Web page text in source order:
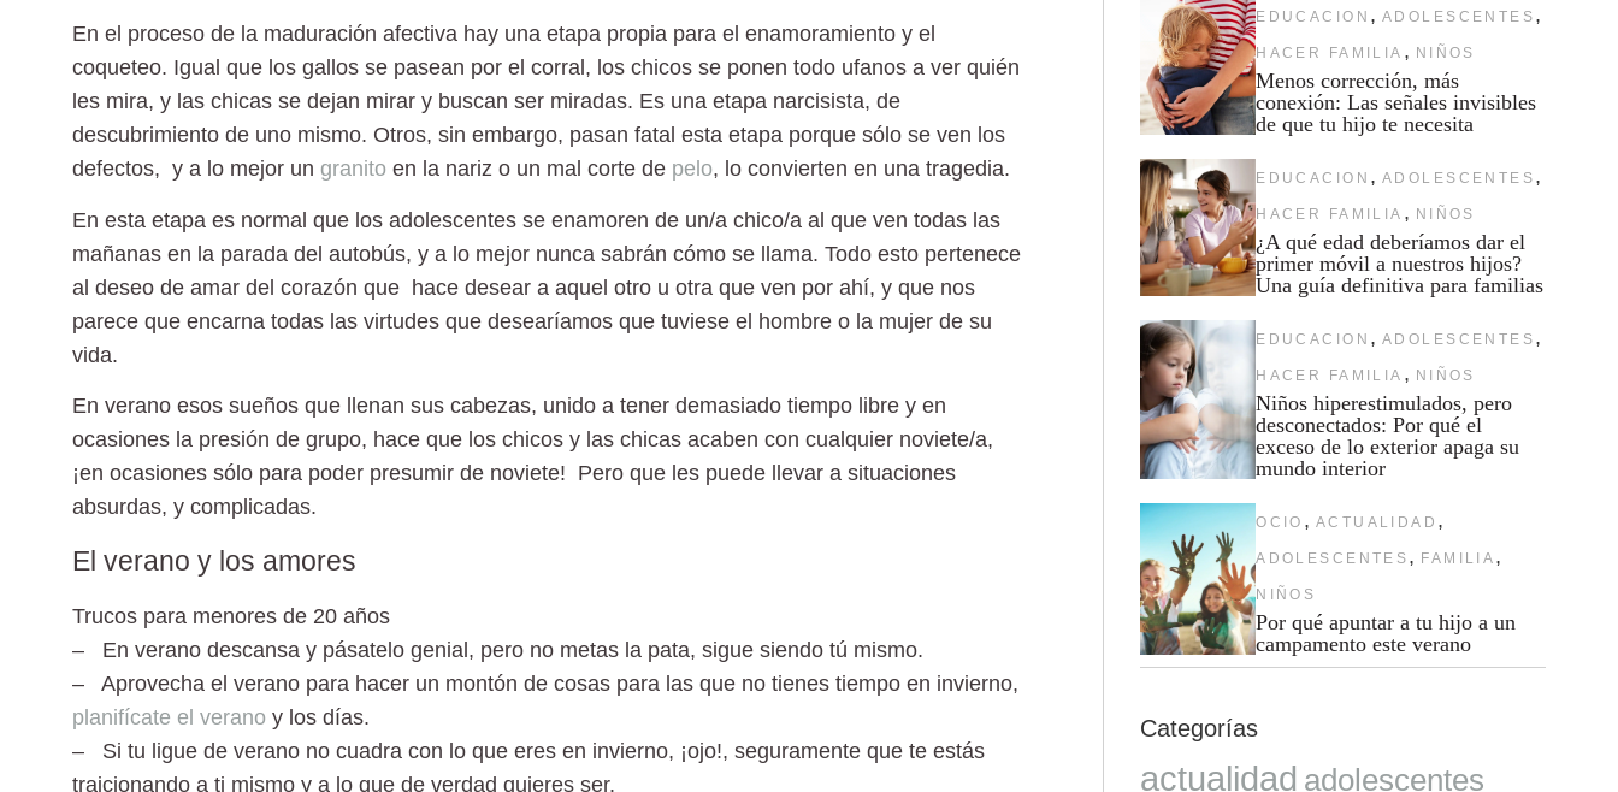
En el proceso de la maduración afectiva hay una etapa propia para el enamoramiento y el
coqueteo. Igual que los gallos se pasean por el corral, los chicos se ponen todo ufanos a ver quién
les mira, y las chicas se dejan mirar y buscan ser miradas. Es una etapa narcisista, de
descubrimiento de uno mismo. Otros, sin embargo, pasan fatal esta etapa porque sólo se ven los
defectos, y a lo mejor un granito en la nariz o un mal corte de pelo, lo convierten en una tragedia.
En esta etapa es normal que los adolescentes se enamoren de un/a chico/a al que ven todas las
mañanas en la parada del autobús, y a lo mejor nunca sabrán cómo se llama. Todo esto pertenece
al deseo de amar del corazón que hace desear a aquel otro u otra que ven por ahí, y que nos
parece que encarna todas las virtudes que desearíamos que tuviese el hombre o la mujer de su
vida.
En verano esos sueños que llenan sus cabezas, unido a tener demasiado tiempo libre y en
ocasiones la presión de grupo, hace que los chicos y las chicas acaben con cualquier noviete/a,
¡en ocasiones sólo para poder presumir de noviete! Pero que les puede llevar a situaciones
absurdas, y complicadas.
El verano y los amores
Trucos para menores de 20 años
– En verano descansa y pásatelo genial, pero no metas la pata, sigue siendo tú mismo.
– Aprovecha el verano para hacer un montón de cosas para las que no tienes tiempo en invierno,
planifícate el verano y los días.
– Si tu ligue de verano no cuadra con lo que eres en invierno, ¡ojo!, seguramente que te estás
traicionando a ti mismo y a lo que de verdad quieres ser.
EDUCACION , ADOLESCENTES ,
HACER FAMILIA , NIÑOS
Menos corrección, más
conexión: Las señales invisibles
de que tu hijo te necesita
EDUCACION , ADOLESCENTES ,
HACER FAMILIA , NIÑOS
¿A qué edad deberíamos dar el
primer móvil a nuestros hijos?
Una guía definitiva para familias
EDUCACION , ADOLESCENTES ,
HACER FAMILIA , NIÑOS
Niños hiperestimulados, pero
desconectados: Por qué el
exceso de lo exterior apaga su
mundo interior
OCIO , ACTUALIDAD ,
ADOLESCENTES , FAMILIA ,
NIÑOS
Por qué apuntar a tu hijo a un
campamento este verano
Categorías
actualidad adolescentes